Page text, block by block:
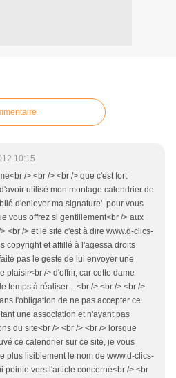
10:15
/> <br /> <br /> que c'est fort
utilisé mon montage calendrier de
d'enlever ma signature' pour vous
vous offrez si gentillement<br /> aux
<br /> et le site c'est à dire www.d-clics-
copyright et affillé à l'agessa droits
pas le geste de lui envoyer une
plaisir<br /> d'offrir, car cette dame
temps à réaliser ...<br /> <br /> <br />
l'obligation de ne pas accepter ce
une association et n'ayant pas
du site<br /> <br /> <br /> lorsque
ce calendrier sur ce site, je vous
plus lisiblement le nom de www.d-clics-
pointe vers l'article concerné<br /> <br